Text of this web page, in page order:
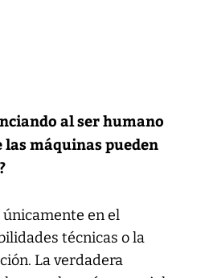
al ser humano
máquinas pueden
en el
técnicas o la
La verdadera